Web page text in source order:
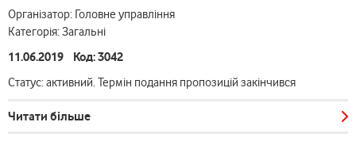
Організатор: Головне управління
Категорія: Загальні
11.06.2019 Код: 3042
Статус: активний. Термін подання пропозицій закінчився
Читати більше